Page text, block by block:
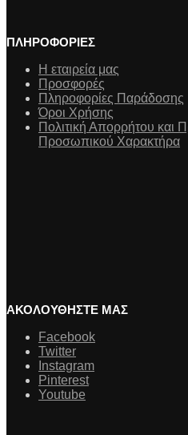
ΠΛΗΡΟΦΟΡΙΕΣ
Η εταιρεία μας
Προσφορές
Πληροφορίες Παράδοσης
Όροι Χρήσης
Πολιτική Απορρήτου και
Προσωπικού Χαρακτήρα
ΑΚΟΛΟΥΘΗΣΤΕ ΜΑΣ
Facebook
Twitter
Instagram
Pinterest
Youtube